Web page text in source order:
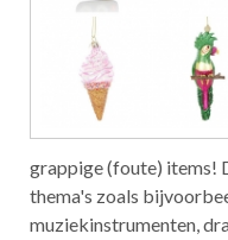
grappige (foute) items!
thema's zoals
muziekinstrumenten,